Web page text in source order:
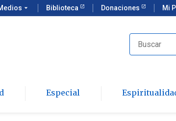
arrow_drop_down Biblioteca Donaciones Mi
Especial